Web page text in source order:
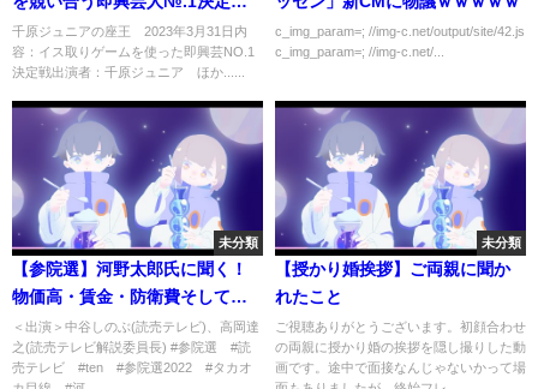
戦 3月31日
千原ジュニアの座王 2023年3月31日内
容：イス取りゲームを使った即興芸NO.1
決定戦出演者：千原ジュニア ほか......
c_img_param=; //img-c.net/output/site/42.js
c_img_param=; //img-c.net/...
未分類
【参院選】河野太郎氏に聞く！
物価高・賃金・防衛費そして安
倍元首相銃撃
＜出演＞中谷しのぶ(読売テレビ)、高岡達
之(読売テレビ解説委員長) #参院選 #読
売テレビ #ten #参院選2022 #タカオ
未分類
【授かり婚挨拶】ご両親に聞か
れたこと
ご視聴ありがとうございます。初顔合わせ
の両親に授かり婚の挨拶を隠し撮りした動
画です。途中で面接なんじゃないかって場